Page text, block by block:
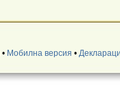
• Мобилна версия •